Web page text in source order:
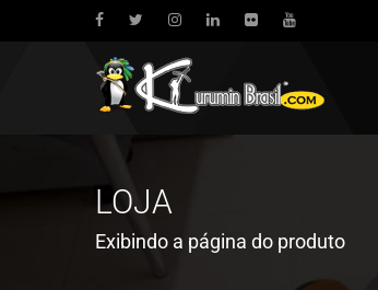
LOJA
Exibindo a página do produto